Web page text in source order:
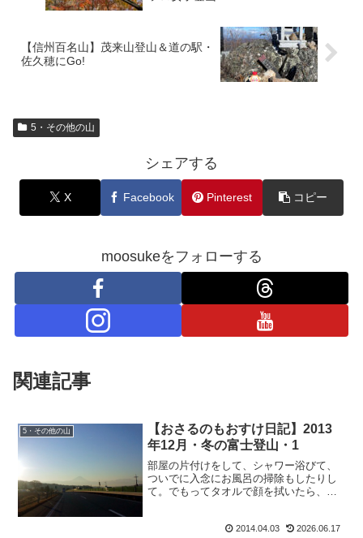
【信州百名山】茂来山登山＆道の駅・
佐久穂にGo!
5・その他の山
シェアする
X Facebook Pinterest コピー
moosukeをフォローする
関連記事
5・その他の山
【おさるのもおすけ日記】2013
年12月・冬の富士登山・1
部屋の片付けをして、シャワー浴びて、
ついでに入念にお風呂の掃除もしたりし
て。でもってタオルで顔を拭いたら、真
様ご機嫌如何ですか？もおすけは、ちょ
2014.04.03 2026.06.17